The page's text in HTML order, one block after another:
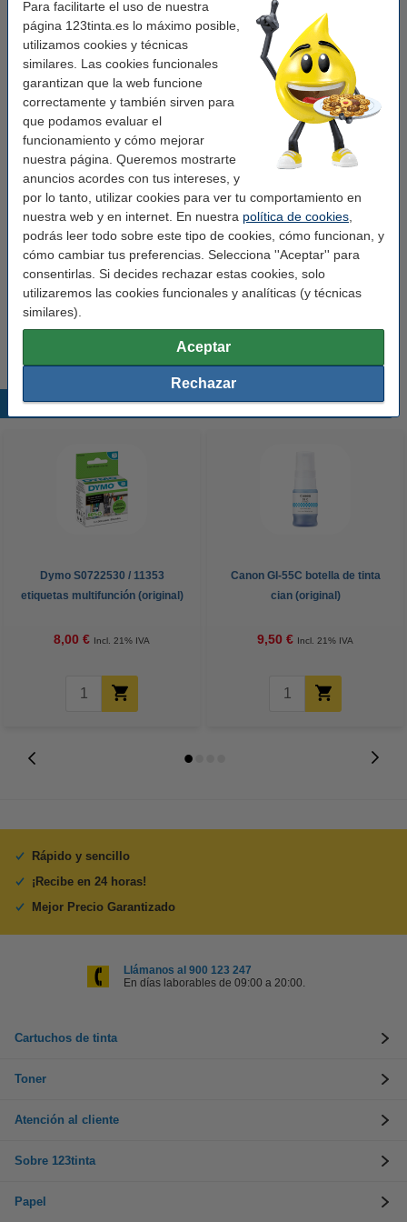
Para facilitarte el uso de nuestra
página 123tinta.es lo máximo posible,
utilizamos cookies y técnicas
similares. Las cookies funcionales
garantizan que la web funcione
correctamente y también sirven para
que podamos evaluar el
funcionamiento y cómo mejorar
nuestra página. Queremos mostrarte
anuncios acordes con tus intereses, y
por lo tanto, utilizar cookies para ver tu comportamiento en
nuestra web y en internet. En nuestra política de cookies
podrás leer todo sobre este tipo de cookies, cómo funcionan, y
cómo cambiar tus preferencias. Selecciona ''Aceptar'' para
consentirlas. Si decides rechazar estas cookies, solo
utilizaremos las cookies funcionales y analíticas (y técnicas
similares).
Aceptar
Rechazar
Medidas: 36 x 89 mm (AnxL)
Acabado: mate
Material: polipropileno
Color: transparente
Núm fábrica:
Código EAN: 8718237043814
Pack ahorro
Dymo S0722410/99013 etiquetas de dirección
transparentes anchas (marca 123tinta) | Pack
5 uds
83,50 €
Consejo
Recomendamos comprar este artículo en vez de la marca original.
Productos destacados
Dymo S0722530 / 11353
etiquetas multifunción (original)
8,00 € Incl. 21% IVA
Canon GI-55C botella de tinta
cian (original)
9,50 € Incl. 21% IVA
Rápido y sencillo
¡Recibe en 24 horas!
Mejor Precio Garantizado
Llámanos al 900 123 247
En días laborables de 09:00 a 20:00.
Cartuchos de tinta
Toner
Atención al cliente
Sobre 123tinta
Papel